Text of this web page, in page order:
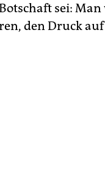
sei:
den Druck